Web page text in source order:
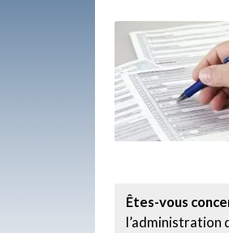
Êtes-vous
l’administration